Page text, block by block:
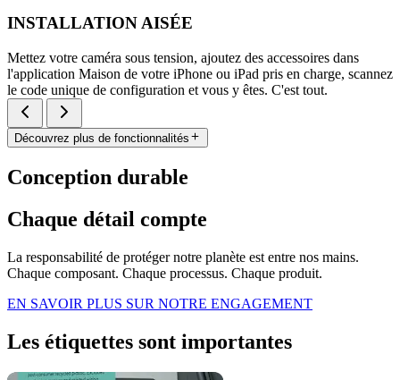
INSTALLATION AISÉE
Mettez votre caméra sous tension, ajoutez des accessoires dans
l'application Maison de votre iPhone ou iPad pris en charge, scannez
le code unique de configuration et vous y êtes. C'est tout.
Découvrez plus de fonctionnalités
Conception durable
Chaque détail compte
La responsabilité de protéger notre planète est entre nos mains.
Chaque composant. Chaque processus. Chaque produit.
EN SAVOIR PLUS SUR NOTRE ENGAGEMENT
Les étiquettes sont importantes